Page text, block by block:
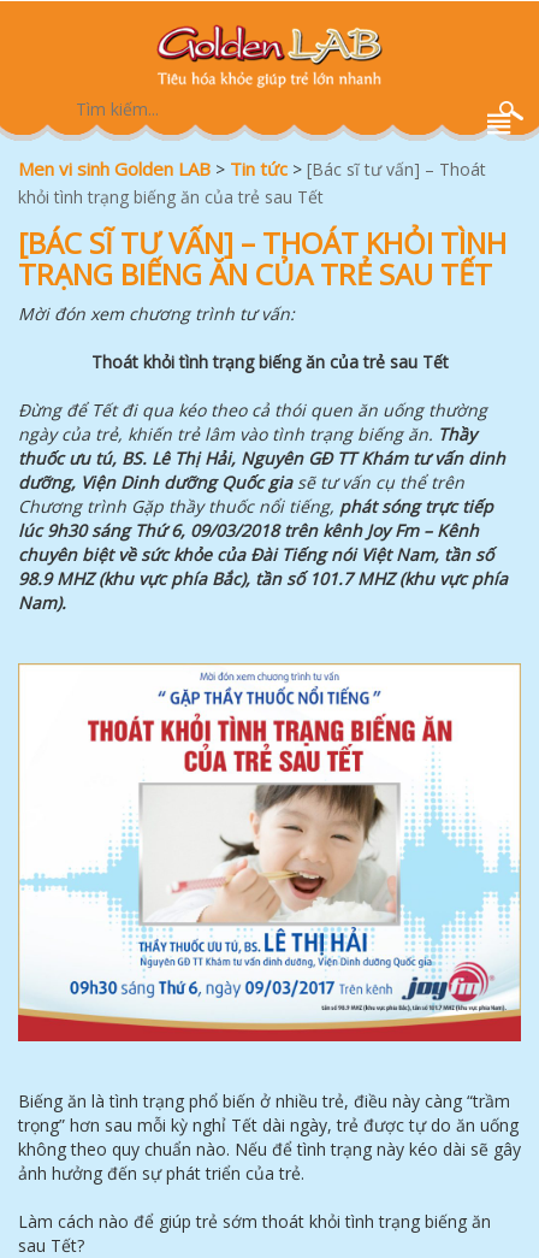
Men vi sinh Golden LAB > Tin tức > [Bác sĩ tư vấn] – Thoát
khỏi tình trạng biếng ăn của trẻ sau Tết
[BÁC SĨ TƯ VẤN] – THOÁT KHỎI TÌNH
TRẠNG BIẾNG ĂN CỦA TRẺ SAU TẾT
Mời đón xem chương trình tư vấn:
Thoát khỏi tình trạng biếng ăn của trẻ sau Tết
Đừng để Tết đi qua kéo theo cả thói quen ăn uống thường
ngày của trẻ, khiến trẻ lâm vào tình trạng biếng ăn. Thầy
thuốc ưu tú, BS. Lê Thị Hải, Nguyên GĐ TT Khám tư vấn dinh
dưỡng, Viện Dinh dưỡng Quốc gia sẽ tư vấn cụ thể trên
Chương trình Gặp thầy thuốc nổi tiếng, phát sóng trực tiếp
lúc 9h30 sáng Thứ 6, 09/03/2018 trên kênh Joy Fm – Kênh
chuyên biệt về sức khỏe của Đài Tiếng nói Việt Nam, tần số
98.9 MHZ (khu vực phía Bắc), tần số 101.7 MHZ (khu vực phía
Nam).
Biếng ăn là tình trạng phổ biến ở nhiều trẻ, điều này càng “trầm
trọng” hơn sau mỗi kỳ nghỉ Tết dài ngày, trẻ được tự do ăn uống
không theo quy chuẩn nào. Nếu để tình trạng này kéo dài sẽ gây
ảnh hưởng đến sự phát triển của trẻ.
Làm cách nào để giúp trẻ sớm thoát khỏi tình trạng biếng ăn
sau Tết?